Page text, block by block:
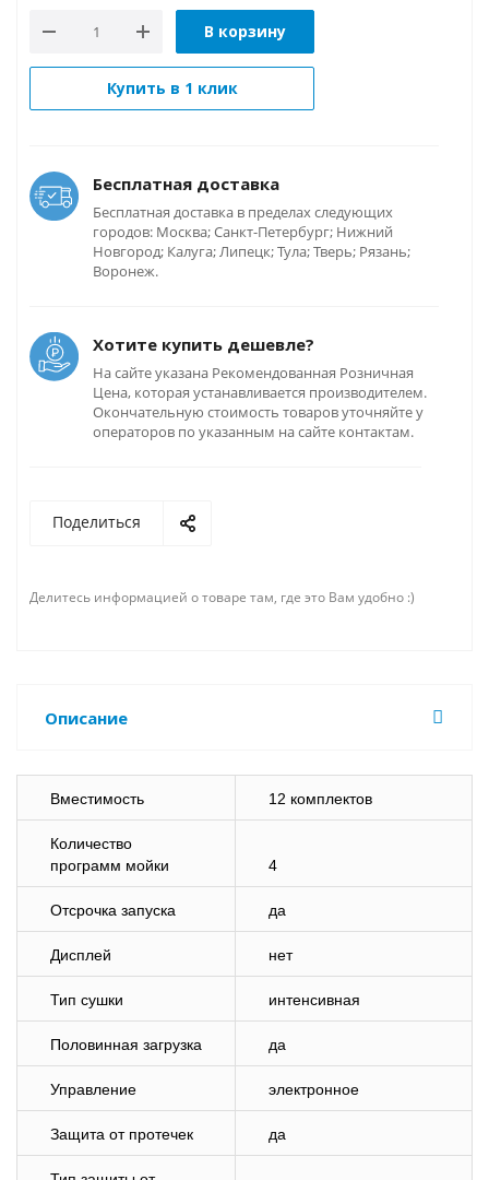
В корзину
Купить в 1 клик
Бесплатная доставка
Бесплатная доставка в пределах следующих
городов: Москва; Санкт-Петербург; Нижний
Новгород; Калуга; Липецк; Тула; Тверь; Рязань;
Воронеж.
Хотите купить дешевле?
На сайте указана Рекомендованная Розничная
Цена, которая устанавливается производителем.
Окончательную стоимость товаров уточняйте у
операторов по указанным на сайте контактам.
Поделиться
Делитесь информацией о товаре там, где это Вам удобно :)
Описание
Вместимость 12 комплектов
Количество
программ мойки
4
Отсрочка запуска да
Дисплей нет
Тип сушки интенсивная
Половинная загрузка да
Управление электронное
Защита от протечек да